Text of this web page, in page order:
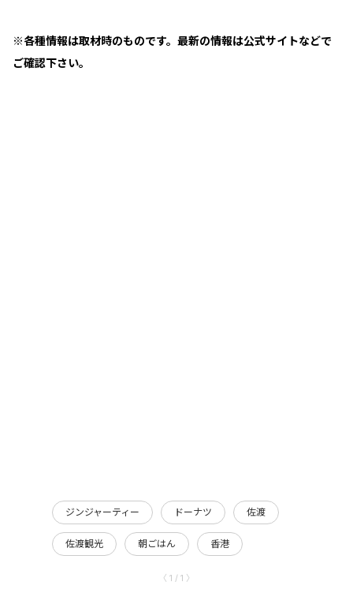
※各種情報は取材時のものです。最新の情報は公式サイトなどで
ご確認下さい。
ジンジャーティー ドーナツ 佐渡
佐渡観光 朝ごはん 香港
〈 1 / 1 〉